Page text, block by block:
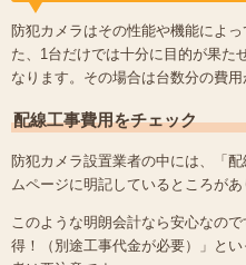
防犯カメラはその性能や機能によ
た、1台だけでは十分に目的が果た
なります。その場合は台数分の費用
配線工事費用をチェック
防犯カメラ設置業者の中には、「
ムページに明記しているところがあ
このような明朗会計なら安心なの
得！（別途工事代金が必要）」と